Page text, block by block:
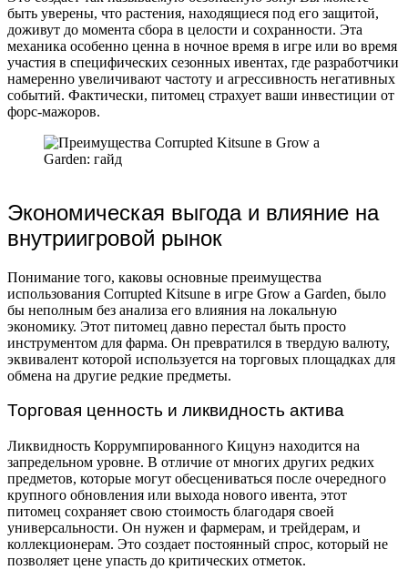
быть уверены, что растения, находящиеся под его защитой,
доживут до момента сбора в целости и сохранности. Эта
механика особенно ценна в ночное время в игре или во время
участия в специфических сезонных ивентах, где разработчики
намеренно увеличивают частоту и агрессивность негативных
событий. Фактически, питомец страхует ваши инвестиции от
форс-мажоров.
Экономическая выгода и влияние на
внутриигровой рынок
Понимание того, каковы основные преимущества
использования Corrupted Kitsune в игре Grow a Garden, было
бы неполным без анализа его влияния на локальную
экономику. Этот питомец давно перестал быть просто
инструментом для фарма. Он превратился в твердую валюту,
эквивалент которой используется на торговых площадках для
обмена на другие редкие предметы.
Торговая ценность и ликвидность актива
Ликвидность Коррумпированного Кицунэ находится на
запредельном уровне. В отличие от многих других редких
предметов, которые могут обесцениваться после очередного
крупного обновления или выхода нового ивента, этот
питомец сохраняет свою стоимость благодаря своей
универсальности. Он нужен и фармерам, и трейдерам, и
коллекционерам. Это создает постоянный спрос, который не
позволяет цене упасть до критических отметок.